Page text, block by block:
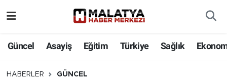
Güncel Asayiş Eğitim Türkiye Sağlık
HABERLER GÜNCEL
Eğitim